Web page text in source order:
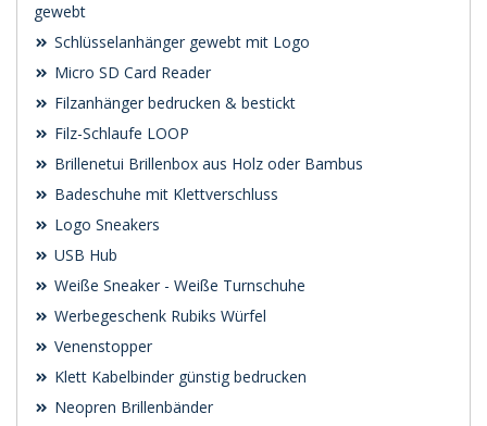
gewebt
Schlüsselanhänger gewebt mit Logo
Micro SD Card Reader
Filzanhänger bedrucken & bestickt
Filz-Schlaufe LOOP
Brillenetui Brillenbox aus Holz oder Bambus
Badeschuhe mit Klettverschluss
Logo Sneakers
USB Hub
Weiße Sneaker - Weiße Turnschuhe
Werbegeschenk Rubiks Würfel
Venenstopper
Klett Kabelbinder günstig bedrucken
Neopren Brillenbänder